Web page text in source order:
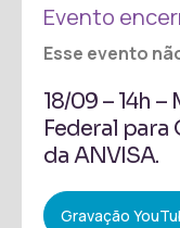
Evento
Esse evento
18/09 – 14h
Federal
da ANVISA.
Gravação